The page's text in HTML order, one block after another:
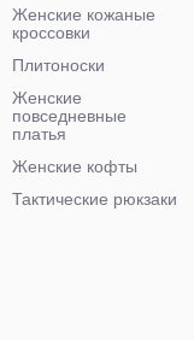
Женские кожаные
кроссовки
Плитоноски
Женские
повседневные
платья
Женские кофты
Тактические рюкзаки